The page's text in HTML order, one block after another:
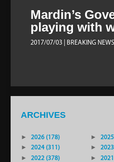
Mardin’s
playing with
2017/07/03| BREAKING NEWS
ARCHIVES
► 2026 (178) ►
►
2024 (311) ►
►
2022 (378) ►